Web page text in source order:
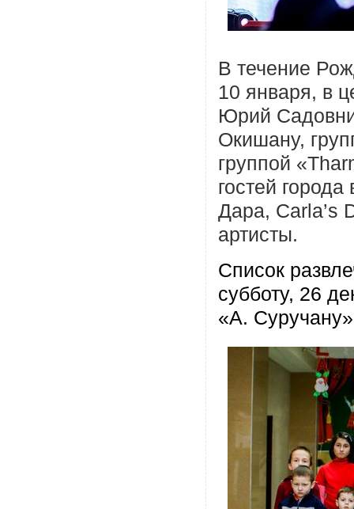
В течение
10 января, в
Юрий
Окишану,
группой «
гостей города
Дара, Carla’s
артисты.
Список
субботу, 26
«А.